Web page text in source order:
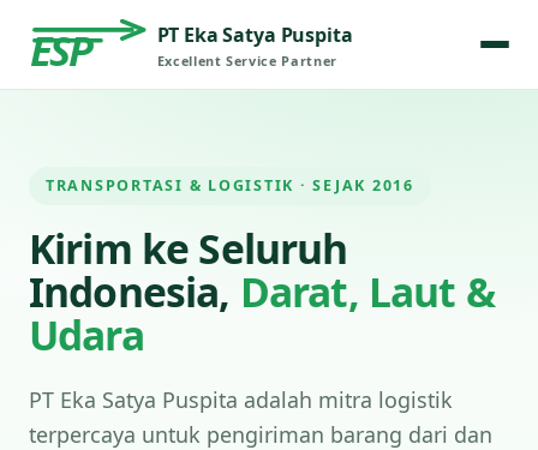
ESP PT Eka Satya Puspita
Excellent Service Partner
TRANSPORTASI & LOGISTIK · SEJAK 2016
Kirim ke Seluruh
Indonesia, Darat, Laut &
Udara
PT Eka Satya Puspita adalah mitra logistik
terpercaya untuk pengiriman barang dari dan